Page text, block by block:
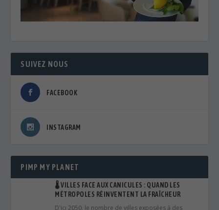
SUIVEZ NOUS
FACEBOOK
INSTAGRAM
PIMP MY PLANET
🌡️ VILLES FACE AUX CANICULES : QUAND LES
MÉTROPOLES RÉINVENTENT LA FRAÎCHEUR
D'ici 2050, le nombre de villes exposées à des